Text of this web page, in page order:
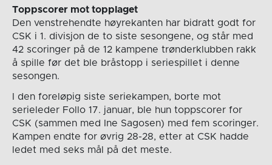
Toppscorer mot topplaget
Den venstrehendte høyrekanten har bidratt godt for
CSK i 1. divisjon de to siste sesongene, og står med
42 scoringer på de 12 kampene trønderklubben rakk
å spille før det ble bråstopp i seriespillet i denne
sesongen.
I den foreløpig siste seriekampen, borte mot
serieleder Follo 17. januar, ble hun toppscorer for
CSK (sammen med Ine Sagosen) med fem scoringer.
Kampen endte for øvrig 28-28, etter at CSK hadde
ledet med seks mål på det meste.